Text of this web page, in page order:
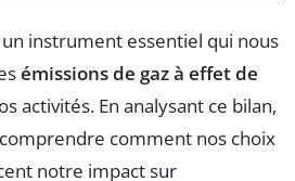
instrument essentiel qui nous
émissions de gaz à effet de
activités. En analysant ce bilan,
comment nos choix
notre impact sur